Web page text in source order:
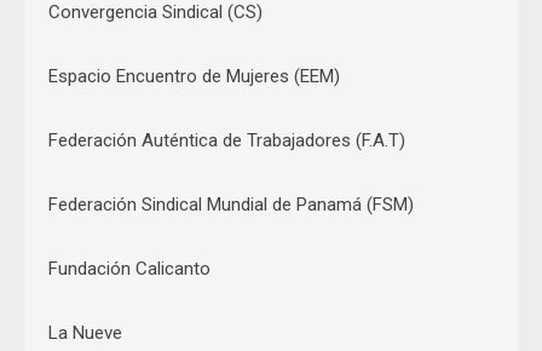
Convergencia Sindical (CS)
Espacio Encuentro de Mujeres (EEM)
Federación Auténtica de Trabajadores (F.A.T)
Federación Sindical Mundial de Panamá (FSM)
Fundación Calicanto
La Nueve